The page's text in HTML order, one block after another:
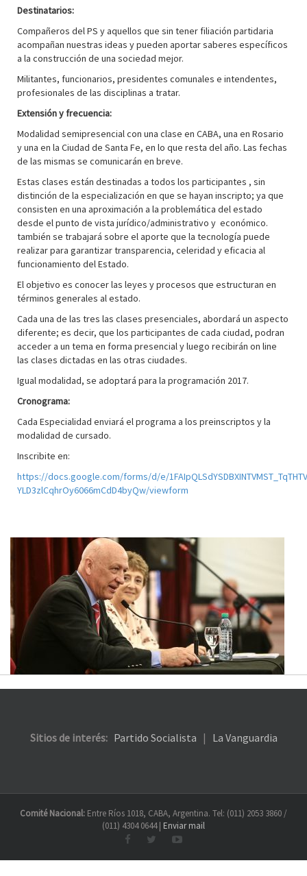
Destinatarios:
Compañeros del PS y aquellos que sin tener filiación partidaria
acompañan nuestras ideas y pueden aportar saberes específicos
a la construcción de una sociedad mejor.
Militantes, funcionarios, presidentes comunales e intendentes,
profesionales de las disciplinas a tratar.
Extensión y frecuencia:
Modalidad semipresencial con una clase en CABA, una en Rosario
y una en la Ciudad de Santa Fe, en lo que resta del año. Las fechas
de las mismas se comunicarán en breve.
Estas clases están destinadas a todos los participantes , sin
distinción de la especialización en que se hayan inscripto; ya que
consisten en una aproximación a la problemática del estado
desde el punto de vista jurídico/administrativo y económico.
también se trabajará sobre el aporte que la tecnología puede
realizar para garantizar transparencia, celeridad y eficacia al
funcionamiento del Estado.
El objetivo es conocer las leyes y procesos que estructuran en
términos generales al estado.
Cada una de las tres las clases presenciales, abordará un aspecto
diferente; es decir, que los participantes de cada ciudad, podran
acceder a un tema en forma presencial y luego recibirán on line
las clases dictadas en las otras ciudades.
Igual modalidad, se adoptará para la programación 2017.
Cronograma:
Cada Especialidad enviará el programa a los preinscriptos y la
modalidad de cursado.
Inscribite en:
https://docs.google.com/forms/d/e/
YLD3zlCqhrOy6066mCdD4byQw/viewform
Sitios de interés: Partido Socialista | La Vanguardia
Comité Nacional: Entre Ríos 1018, CABA, Argentina. Tel: (011) 2053 3860 /
(011) 4304 0644 | Enviar mail